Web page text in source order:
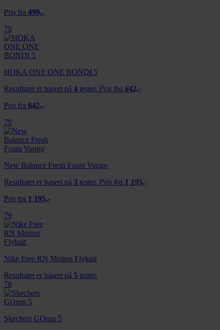
Pris fra 499,-
79
HOKA ONE ONE BONDI 5
Resultatet er basert på 4 tester. Pris fra 642,-
Pris fra 642,-
79
New Balance Fresh Foam Vongo
Resultatet er basert på 3 tester. Pris fra 1 195,-
Pris fra 1 195,-
79
Nike Free RN Motion Flyknit
Resultatet er basert på 5 tester.
78
Skechers GOrun 5